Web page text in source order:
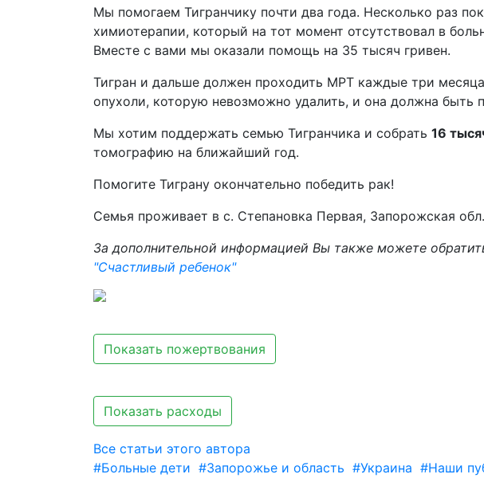
Мы помогаем Тигранчику почти два года. Несколько раз
химиотерапии, который на тот момент отсутствовал в
Вместе с вами мы оказали помощь на 35 тысяч гривен.
Тигран и дальше должен проходить МРТ каждые три
опухоли, которую невозможно удалить, и она должна быть
Мы хотим поддержать семью Тигранчика и собрать 16
томографию на ближайший год.
Помогите Тиграну окончательно победить рак!
Семья проживает в с. Степановка Первая, Запорожская обл.
За дополнительной информацией Вы также можете
"Счастливый ребенок"
Показать пожертвования
Показать расходы
Все статьи этого автора
#Больные дети #Запорожье и область #Украина #Наши